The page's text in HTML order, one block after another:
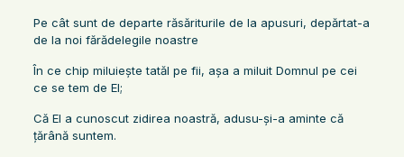
Pe cât sunt de departe răsăriturile de la apusuri, depărtat-a
de la noi fărădelegile noastre
În ce chip miluieşte tatăl pe fii, aşa a miluit Domnul pe cei
ce se tem de El;
Că El a cunoscut zidirea noastră, adusu-şi-a aminte că
ţărână suntem.